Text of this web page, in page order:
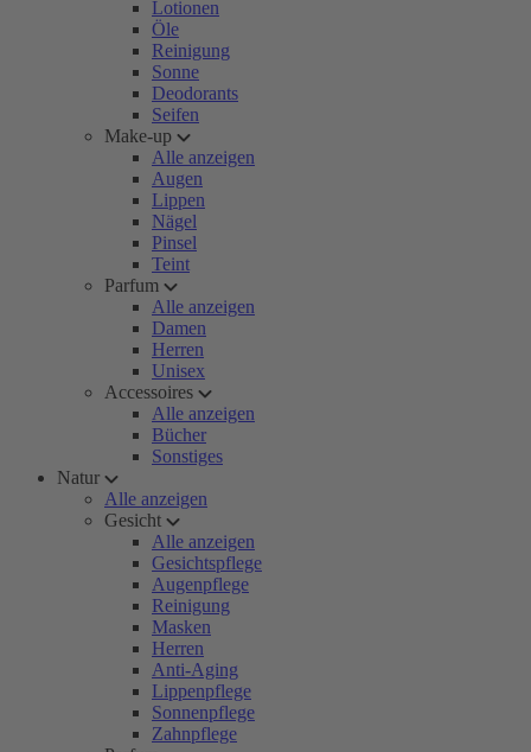
Lotionen
Öle
Reinigung
Sonne
Deodorants
Seifen
Make-up
Alle anzeigen
Augen
Lippen
Nägel
Pinsel
Teint
Parfum
Alle anzeigen
Damen
Herren
Unisex
Accessoires
Alle anzeigen
Bücher
Sonstiges
Natur
Alle anzeigen
Gesicht
Alle anzeigen
Gesichtspflege
Augenpflege
Reinigung
Masken
Herren
Anti-Aging
Lippenpflege
Sonnenpflege
Zahnpflege